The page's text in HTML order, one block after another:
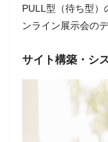
PULL型（待ち型）
ンライン展示会の
サイト構築・シ